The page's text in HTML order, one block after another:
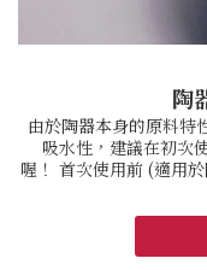
陶
由於陶器本身的原料特
吸水性，建議在初次
喔！ 首次使用前 (適用
水中煮沸約 5 分鐘後關
料或土壤的類型，有部
裝料理前・ 陶器和半